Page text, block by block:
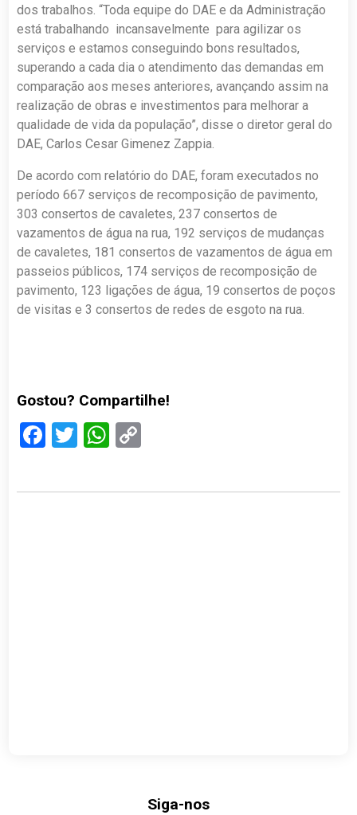
dos trabalhos. “Toda equipe do DAE e da Administração
está trabalhando incansavelmente para agilizar os
serviços e estamos conseguindo bons resultados,
superando a cada dia o atendimento das demandas em
comparação aos meses anteriores, avançando assim na
realização de obras e investimentos para melhorar a
qualidade de vida da população”, disse o diretor geral do
DAE, Carlos Cesar Gimenez Zappia.
De acordo com relatório do DAE, foram executados no
período 667 serviços de recomposição de pavimento,
303 consertos de cavaletes, 237 consertos de
vazamentos de água na rua, 192 serviços de mudanças
de cavaletes, 181 consertos de vazamentos de água em
passeios públicos, 174 serviços de recomposição de
pavimento, 123 ligações de água, 19 consertos de poços
de visitas e 3 consertos de redes de esgoto na rua.
Gostou? Compartilhe!
Facebook
TwitterWhatsApp
Siga-nos